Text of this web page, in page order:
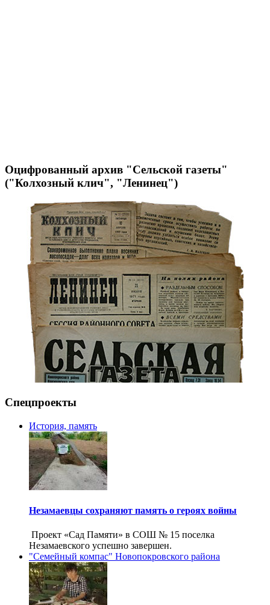
Оцифрованный архив "Сельской газеты"
("Колхозный клич", "Ленинец")
Спецпроекты
История, память
Незамаевцы сохраняют память о героях войны
Проект «Сад Памяти» в СОШ № 15 поселка
Незамаевского успешно завершен.
"Семейный компас" Новопокровского района